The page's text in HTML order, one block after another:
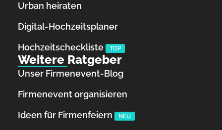
Urban heiraten
Digital-Hochzeitsplaner
Hochzeits­checkliste
TOP
Weitere Ratgeber
Unser Firmenevent-Blog
Firmenevent organisieren
Ideen für Firmenfeiern
NEU